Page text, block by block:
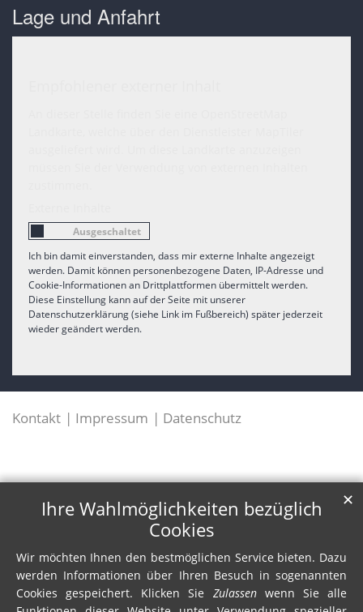
Lage und Anfahrt
Ich bin damit einverstanden, dass mir externe Inhalte angezeigt
werden. Damit können personenbezogene Daten, IP-Adresse und
Cookie-Informationen an Drittplattformen übermittelt werden.
Diese Einstellung kann auf der Seite mit unserer
Datenschutzerklärung (siehe Link im Fußbereich) später jederzeit
wieder geändert werden.
Kontakt Impressum Datenschutz
Ihre Wahlmöglichkeiten bezüglich
Cookies
Wir möchten Ihnen den bestmöglichen Service bieten. Dazu
werden Informationen über Ihren Besuch in sogenannten
Cookies gespeichert. Klicken Sie Zulassenwenn Sie alle
✕